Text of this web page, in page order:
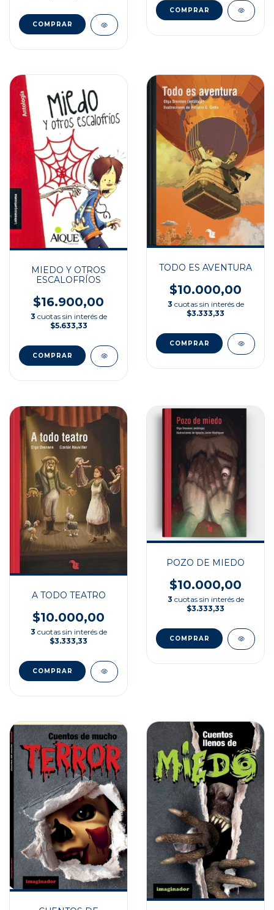
MIEDO Y OTROS
ESCALOFRÍOS
$16.900,00
3 cuotas sin interés de
$5.633,33
TODO ES AVENTURA
$10.000,00
3 cuotas sin interés de
$3.333,33
A TODO TEATRO
$10.000,00
3 cuotas sin interés de
$3.333,33
POZO DE MIEDO
$10.000,00
3 cuotas sin interés de
$3.333,33